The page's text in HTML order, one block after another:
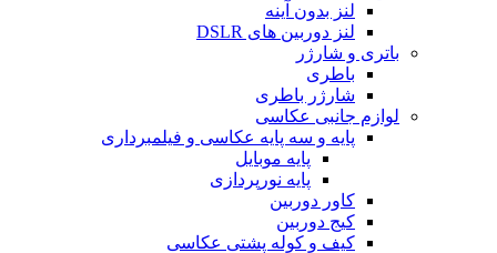
لنز بدون آینه
لنز دوربین های DSLR
باتری و شارژر
باطری
شارژر باطری
لوازم جانبی عکاسی
پایه و سه پایه عکاسی و فیلمبرداری
پایه موبایل
پایه نورپردازی
کاور دوربین
کیج دوربین
کیف و کوله پشتی عکاسی